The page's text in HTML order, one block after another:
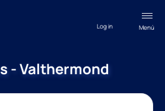
Menú
Log in
- Valthermond